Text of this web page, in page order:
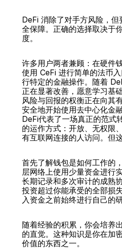
DeFi 消除了对手方风险，
全保障。正确的选择取决于
度。
许多用户两者兼顾：在硬件
使用 CeFi 进行简单的法币
行特定的金融操作。随着
正在显著改善，愿意学习基
风险与回报的权衡正在向其
安全地开始使用去中心化金
DeFi代表了一场真正的范式
的运作方式：开放、无权限
有互联网连接的人访问。但
首先了解钱包是如何工作的
层网络上使用少量资金进行
长期记录和多次审计的成熟
投资超过你能承受的全部损
入资金之前始终进行自己的研
随着经验的积累，你会培养
的直觉。这种知识是你在加
价值的东西之一。